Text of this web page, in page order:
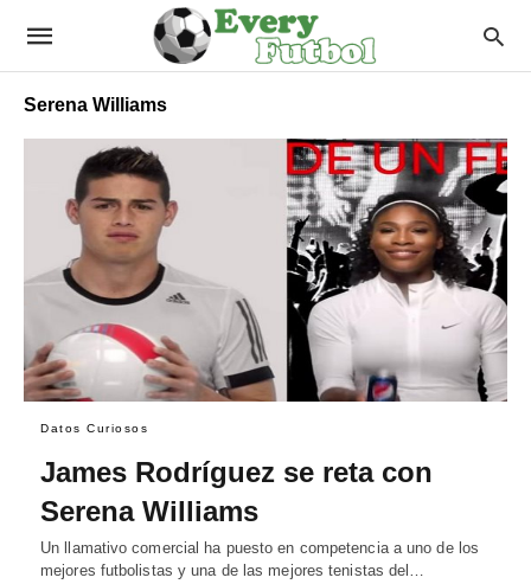
Serena Williams
Datos Curiosos
James Rodríguez se reta con
Serena Williams
Un llamativo comercial ha puesto en competencia a uno de los
mejores futbolistas y una de las mejores tenistas del…